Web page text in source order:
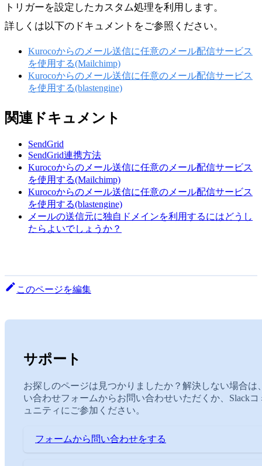
トリガーを設定したカスタム処理を利用します。
詳しくは以下のドキュメントをご参照ください。
Kurocoからのメール送信に任意のメール配信サービス
を使用する(Mailchimp)
Kurocoからのメール送信に任意のメール配信サービス
を使用する(blastengine)
関連ドキュメント
SendGrid
SendGrid連携方法
Kurocoからのメール送信に任意のメール配信サービス
を使用する(Mailchimp)
Kurocoからのメール送信に任意のメール配信サービス
を使用する(blastengine)
メールの送信元に独自ドメインを利用するにはどうし
たらよいでしょうか？
このページを編集
サポート
お探しのページは見つかりましたか？解決しない場合は
い合わせフォームからお問い合わせいただくか、Slackコ
ュニティにご参加ください。
フォームから問い合わせをする